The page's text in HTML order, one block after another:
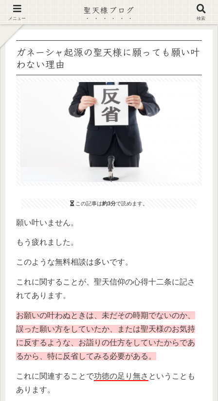
【注意喚起】偽サイト及び偽情報に注意 ▶確認する◀
ガネーシャ起源の聖天様に願っても願い叶
わない理由
この記事は約3分で読めます。
願い叶いません。
もう疲れました。
このような無料相談は多いです。
これに関することが、聖天信仰の心得十二条に記さ
れてあります。
お願いの叶わぬときは、未だその時期でないのか、
誤った願い方をしていたか、または聖天様のお気持
に反するような、お詣りの仕方をしていたからであ
るから、特に反省してみる必要がある。
これに関連することで功徳の足り無さ ということも
あります。
メニュー
聖天様ブログ
検索